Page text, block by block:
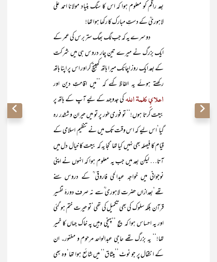
بعد راقم کو معلوم ہوا کہ اس کا سنگ بنیاد مولانا احمد علی
لاہوریؒ کے دستِ مبارک کا رکھا ہوا تھا!
دوسرے یہ کہ جب لگ بھگ ستر برس کی عمر کے
ایک بزرگ نے میرے تین چار دروس ہی میں شرکت
کے بعد ایک روز اچانک میرا ہاتھ کھینچ کر اور اس پر اپنا ہاتھ
رکھتے ہوئے یہ الفاظ کہے کہ ’’میں اقامتِ دین اور
اعلائِ کلمۃ اللہکی جدوجہد کے لیے آپ کے ہاتھ پر
بیعت کرتا ہوں!‘‘ تو فوری طور پر تو میں حیران و ششدر رہ
گیا‘اس لیے کہ اس وقت تک میں نے تنظیم اسلامی کے
قیام کا فیصلہ بھی نہیں کیا تھا‘کجا یہ کہ بیعت کا خیال دل میں
آتا… لیکن بعد میں جب یہ معلوم ہوا کہ انہوں نے اپنی
نوجوانی میں خواجہ عبدالحی فاروقی ؒ کے دروس سنے
تھے‘بعدازاں حضرت لاہوری ؒسے نہ صرف دورۂ تفسیر
قرآن بلکہ سلوک کی بھی تکمیل کی تھی‘تو حیرت ختم ہو گئی
اور یہ احساس ہوا کہ ؏ ’’پہنچی وہیں پہ خاک جہاں کا خمیر
تھا!‘‘ یہ بزرگ تھے حاجی عبدالواحد مرحوم و مغفور۔ ان
کے انتقال پر جو نوٹ ’’میثاق‘‘ میں شائع ہوا تھا‘ وہ بھی